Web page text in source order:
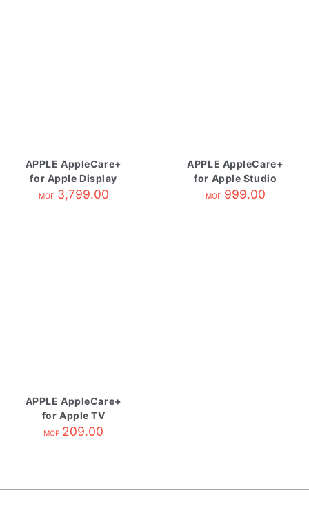
APPLE AppleCare+
for Apple Display
MOP 3,799.00
APPLE AppleCare+
for Apple Studio
Display
MOP 999.00
APPLE AppleCare+
for Apple TV
MOP 209.00